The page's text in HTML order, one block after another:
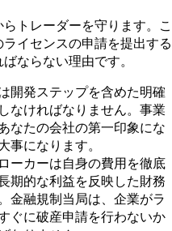
トレーダーを守ります。こ
イセンスの申請を提出する
ならない理由です。
開発ステップを含めた明確
なければなりません。事業
なたの会社の第一印象にな
事になります。
ーカーは自身の費用を徹底
期的な利益を反映した財務
金融規制当局は、企業がラ
ぐに破産申請を行わないか